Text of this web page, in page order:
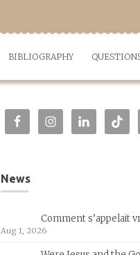
BIBLIOGRAPHY
News
Comment s’appelait
Aug 1, 2026